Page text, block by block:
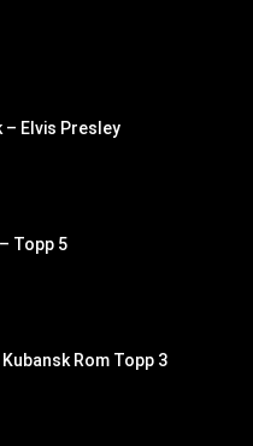
Elvis Presley
Topp 5
Rom Topp 3